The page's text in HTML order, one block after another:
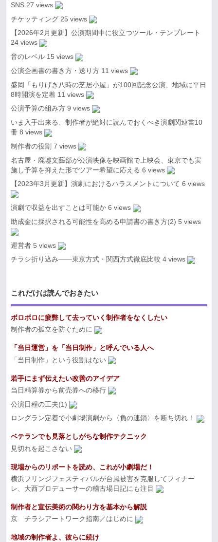
SNS 27 views
チケッティング 25 views
【2026年2月更新】公演期間中に役立つツール・テンプレート
24 views
音のレベル 15 views
公演企画書の書き方・送り方 11 views
盛岡「もりげき八時の芝居小屋」が100回記念公演、地域に平日
8時開演を定着 11 views
公演予算の組み方 9 views
いま入手出来る、制作者が絶対に読んでおくべき演劇関連書10
冊 8 views
制作者の役割 7 views
名古屋・廃墟文藝部が公演映像を映画館で上映会、東京でも実
施し予算を抑えた形でツアー希望に応える 6 views
【2023年3月更新】演劇におけるハラスメントについて 6 views
演劇で収益を出すことは可能か 6 views
助成金に採択される可能性を高める申請書の書き方(2) 5 views
運営者 5 views
チラシ折り込み――東京方式・関西方式徹底比較 4 views
これだけは読んでおきたい
ボロボロに疲弊して去っていく制作者をなくしたい
制作者の孤立を防ぐために
「当日運営」を「当日制作」と呼んでいる人へ
「当日制作」という役割はない
若手にまず伝えたい改善のアイデア
当日精算券から前売券への移行
公演日程の工夫(1)
ロングラン定着で小劇場演劇から〈負の連鎖〉を断ち切れ！
ベテランでも見落としがちな制作テクニック
見切れを起こさない
現場からのリポートを読め、これが小劇場だ！
横浜フリンジフェスティバルが台風被害を克服してフィナー
レ、大西プロデューサーの稽古場日記にも注目
制作者と宣伝美術の関わり方を基本から解説
京 チラシアートワーク指南／はじめに
地域の制作者よ、彼らに続け